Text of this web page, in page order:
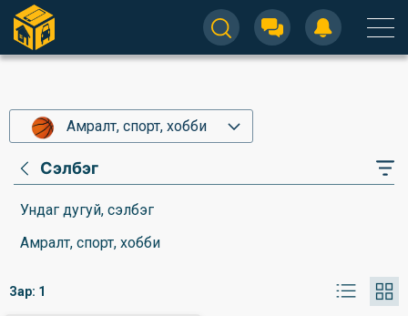
Амралт, спорт, хобби
Сэлбэг
Ундаг дугуй, сэлбэг
Амралт, спорт, хобби
Зар: 1